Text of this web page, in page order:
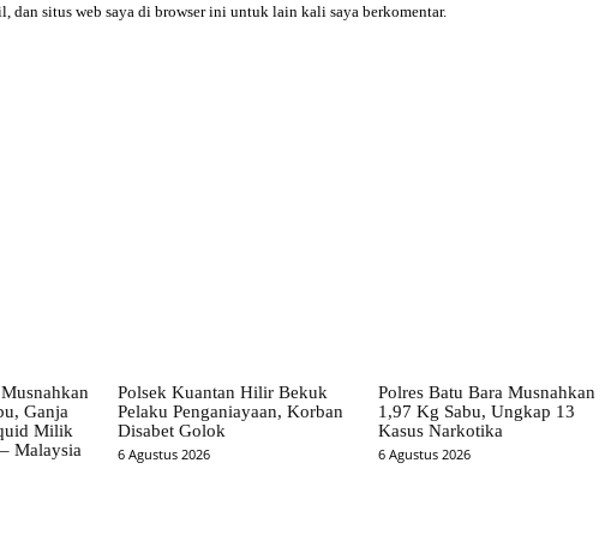
dan situs web saya di browser ini untuk lain kali saya berkomentar.
Ganja
Milik
Malaysia
Polsek Kuantan Hilir Bekuk
Pelaku Penganiayaan, Korban
Disabet Golok
6 Agustus 2026
Polres Batu Bara Musnahkan
1,97 Kg Sabu, Ungkap 13
Kasus Narkotika
6 Agustus 2026